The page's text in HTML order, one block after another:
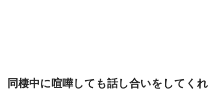
同棲中に喧嘩しても話し合いをしてくれ